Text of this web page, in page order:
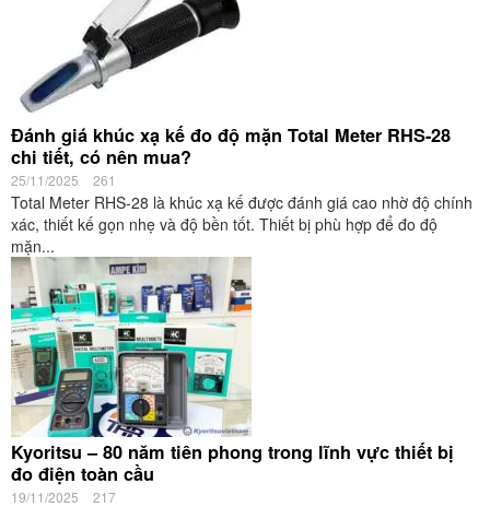
Đánh giá khúc xạ kế đo độ mặn Total Meter RHS-28
chi tiết, có nên mua?
25/11/2025 261
Total Meter RHS-28 là khúc xạ kế được đánh giá cao nhờ độ chính
xác, thiết kế gọn nhẹ và độ bền tốt. Thiết bị phù hợp để đo độ
mặn...
Kyoritsu – 80 năm tiên phong trong lĩnh vực thiết bị
đo điện toàn cầu
19/11/2025 217